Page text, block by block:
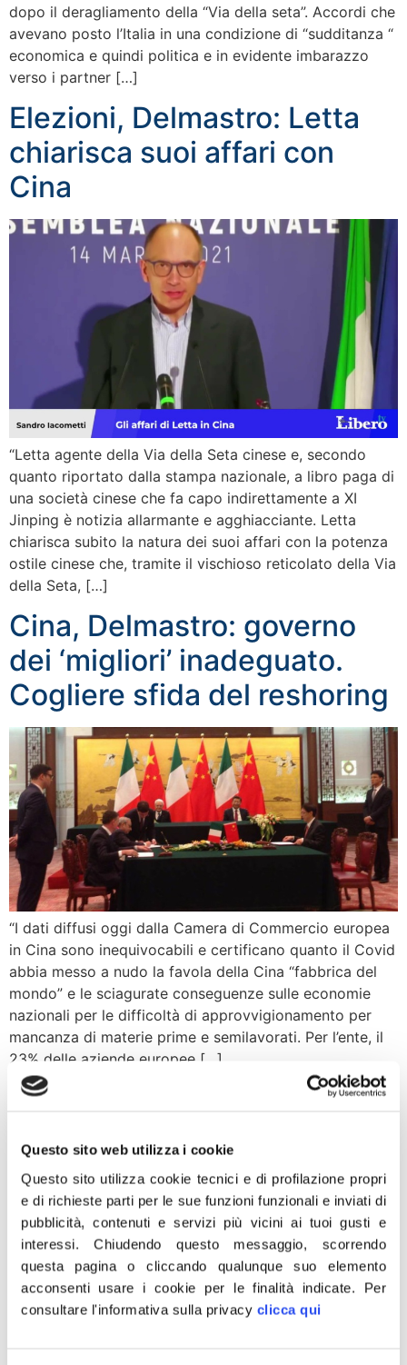
Questo sito web utilizza i cookie
Questo sito utilizza cookie tecnici e di profilazione propri
e di richieste parti per le sue funzioni funzionali e inviati di
pubblicità, contenuti e servizi più vicini ai tuoi gusti e
interessi.Chiudendo questo messaggio, scorrendo
questa pagina o cliccando qualunque suo elemento
acconsenti usare i cookie per le finalità indicate. Per
consultare l'informativa sulla privacy clicca qui
dopo il deragliamento della “Via della seta”. Accordi che
avevano posto l’Italia in una condizione di “sudditanza “
economica e quindi politica e in evidente imbarazzo
verso i partner […]
Elezioni, Delmastro: Letta
chiarisca suoi affari con
Cina
“Letta agente della Via della Seta cinese e, secondo
quanto riportato dalla stampa nazionale, a libro paga di
una società cinese che fa capo indirettamente a XI
Jinping è notizia allarmante e agghiacciante. Letta
chiarisca subito la natura dei suoi affari con la potenza
ostile cinese che, tramite il vischioso reticolato della Via
della Seta, […]
Cina, Delmastro: governo
dei ‘migliori’ inadeguato.
Cogliere sfida del reshoring
“I dati diffusi oggi dalla Camera di Commercio europea
in Cina sono inequivocabili e certificano quanto il Covid
abbia messo a nudo la favola della Cina “fabbrica del
mondo” e le sciagurate conseguenze sulle economie
nazionali per le difficoltà di approvvigionamento per
mancanza di materie prime e semilavorati. Per l’ente, il
23% delle aziende europee […]
Cina. Da IRI e Comitato
apprezzamento per
posizioni Meloni. Alleanza
democrazie occidentali
contro egemonia cinese
“Esprimiamo un apprezzamento unanime per l’appello